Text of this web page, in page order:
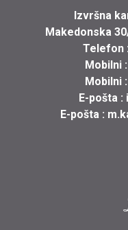
Izvršna
Makedonska
Telefon :
Mobilni :
Mobilni :
E-pošta :
E-pošta :